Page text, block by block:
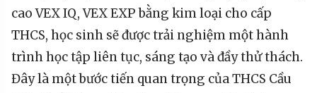
cao VEX IQ, VEX EXP bằng kim loại cho cấp
THCS, học sinh sẽ được trải nghiệm một hành
trình học tập liên tục, sáng tạo và đầy thử thách.
Đây là một bước tiến quan trọng của THCS Cầu